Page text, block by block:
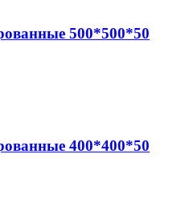
500*500*50
400*400*50